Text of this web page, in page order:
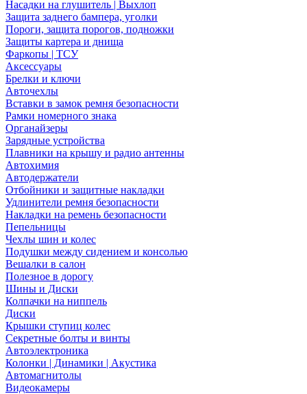
Насадки на глушитель | Выхлоп
Защита заднего бампера, уголки
Пороги, защита порогов, подножки
Защиты картера и днища
Фаркопы | ТСУ
Аксессуары
Брелки и ключи
Авточехлы
Вставки в замок ремня безопасности
Рамки номерного знака
Органайзеры
Зарядные устройства
Плавники на крышу и радио антенны
Автохимия
Автодержатели
Отбойники и защитные накладки
Удлинители ремня безопасности
Накладки на ремень безопасности
Пепельницы
Чехлы шин и колес
Подушки между сидением и консолью
Вешалки в салон
Полезное в дорогу
Шины и Диски
Колпачки на ниппель
Диски
Крышки ступиц колес
Секретные болты и винты
Автоэлектроника
Колонки | Динамики | Акустика
Автомагнитолы
Видеокамеры